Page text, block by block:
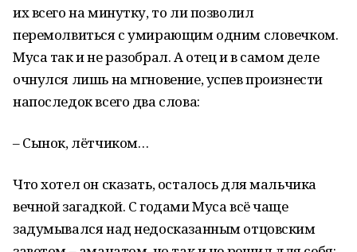
их всего на минутку, то ли позволил
перемолвиться с умирающим одним словечком.
Муса так и не разобрал. А отец и в самом деле
очнулся лишь на мгновение, успев произнести
напоследок всего два слова:
– Сынок, лётчиком…
Что хотел он сказать, осталось для мальчика
вечной загадкой. С годами Муса всё чаще
задумывался над недосказанным отцовским